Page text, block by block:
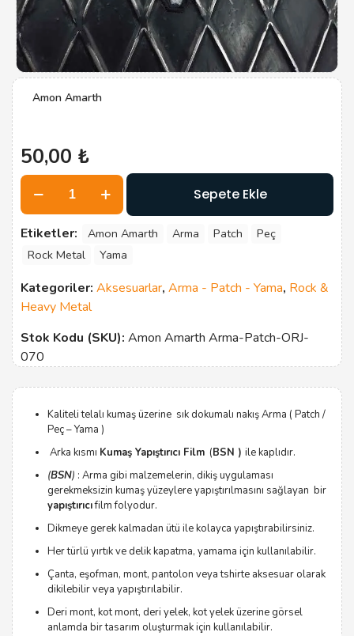
Amon Amarth
50,00 ₺
Amon
Amarth
adet
Sepete Ekle
Etiketler: Amon Amarth Arma Patch
Peç
Rock Metal
Yama
Kategoriler: Aksesuarlar, Arma - Patch - Yama, Rock &
Heavy Metal
Stok Kodu (SKU): Amon Amarth Arma-Patch-ORJ-
070
Kaliteli telalı kumaş üzerine sık dokumalı nakış Arma ( Patch /
Peç – Yama )
Arka kısmı Kumaş Yapıştırıcı Film(BSN ) ile kaplıdır.
(BSN) : Arma gibi malzemelerin, dikiş uygulaması
gerekmeksizin kumaş yüzeylere yapıştırılmasını sağlayan bir
yapıştırıcıfilm folyodur.
Dikmeye gerek kalmadan ütü ile kolayca yapıştırabilirsiniz.
Her türlü yırtık ve delik kapatma, yamama için kullanılabilir.
Çanta, eşofman, mont, pantolon veya tshirte aksesuar olarak
dikilebilir veya yapıştırılabilir.
Deri mont, kot mont, deri yelek, kot yelek üzerine görsel
anlamda bir tasarım oluşturmak için kullanılabilir.